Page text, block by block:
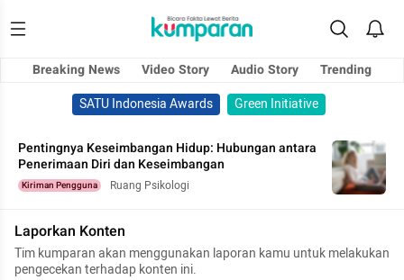
Breaking News Video Story Audio Story
Trending
SATU Indonesia Awards
Green Initiative
Pentingnya Keseimbangan Hidup: Hubungan antara
Penerimaan Diri dan Keseimbangan
Kiriman Pengguna Ruang Psikologi
Laporkan Konten
Tim kumparan akan menggunakan laporan kamu untuk melakukan
pengecekan terhadap konten ini.